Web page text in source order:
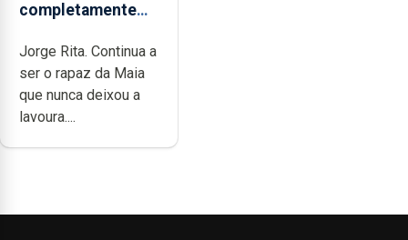
completamente
dedicação, gosto
e muita paixão”
Jorge Rita. Continua a
ser o rapaz da Maia
que nunca deixou a
lavoura....